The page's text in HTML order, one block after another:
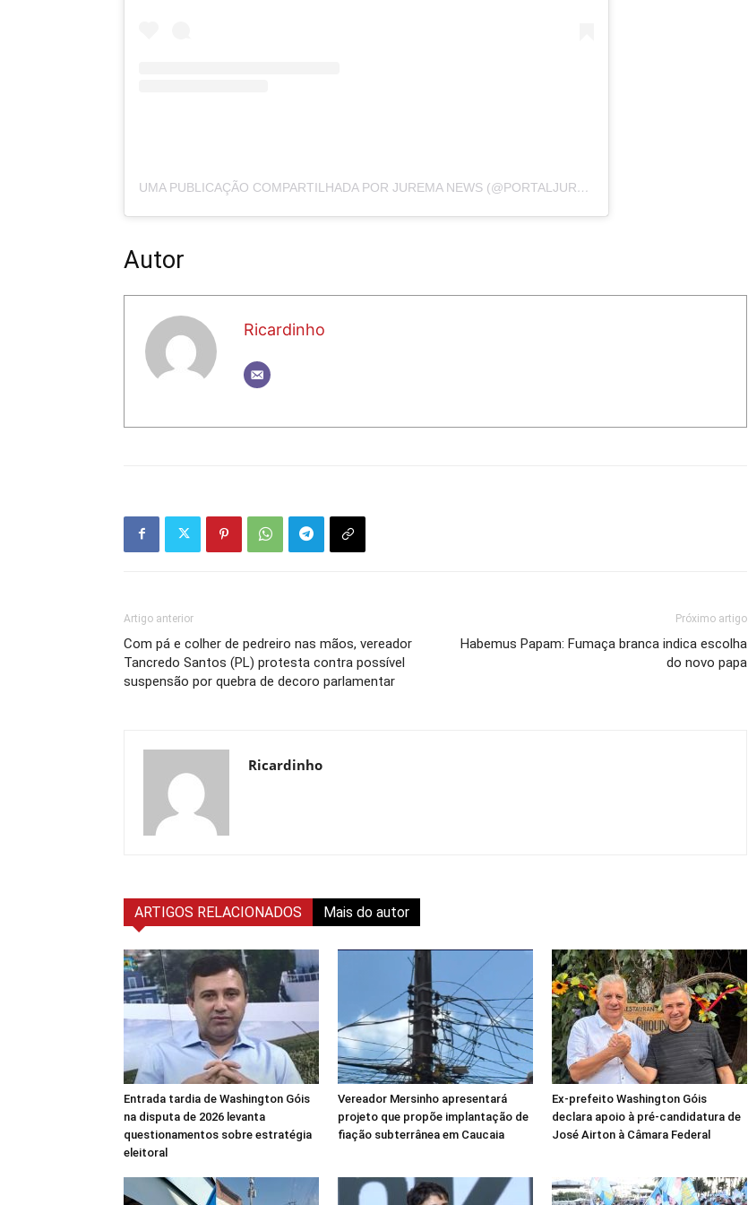
UMA PUBLICAÇÃO COMPARTILHADA POR JUREMA NEWS (@PORTALJUREMANEWS)
Autor
Ricardinho
Artigo anterior
Com pá e colher de pedreiro nas mãos, vereador
Tancredo Santos (PL) protesta contra possível
suspensão por quebra de decoro parlamentar
Próximo artigo
Habemus Papam: Fumaça branca indica escolha
do novo papa
Ricardinho
ARTIGOS RELACIONADOS Mais do autor
Entrada tardia de Washington Góis
na disputa de 2026 levanta
questionamentos sobre estratégia
eleitoral
Vereador Mersinho apresentará
projeto que propõe implantação de
fiação subterrânea em Caucaia
Ex-prefeito Washington Góis
declara apoio à pré-candidatura de
José Airton à Câmara Federal